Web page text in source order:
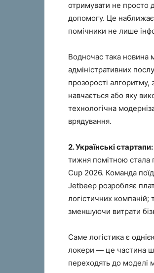
отримувати не просто
допомогу. Це
помічники не лише
Водночас така новина
адміністративних
прозорості алгоритму,
навчається або яку
технологічна
врядування.
2. Українські
тижня помітною стала
Cup 2026. Команда
Jetbeep розробляє
логістичних компаній;
зменшуючи витрати
Саме логістика є
локери — це частина
переходять до моделі